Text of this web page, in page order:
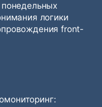
понедельных
логики
front-